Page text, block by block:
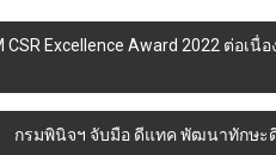
CSR Excellence Award 2022 ต่อเ
กรมพินิจฯ จับมือ ดีแทค พัฒนาทักษะ